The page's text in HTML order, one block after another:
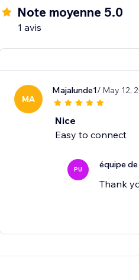
Note moyenne 5.0
1 avis
MA
Majalunde1/ May 12,
Nice
Easy to connect
PU équipe
Thank